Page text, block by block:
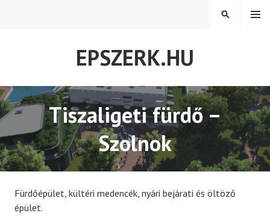
EPSZERK.HU
MENÜ
KERESÉS
Tiszaligeti fürdő –
Szolnok
Fürdőépület, kültéri medencék, nyári bejárati és öltöző
épület.